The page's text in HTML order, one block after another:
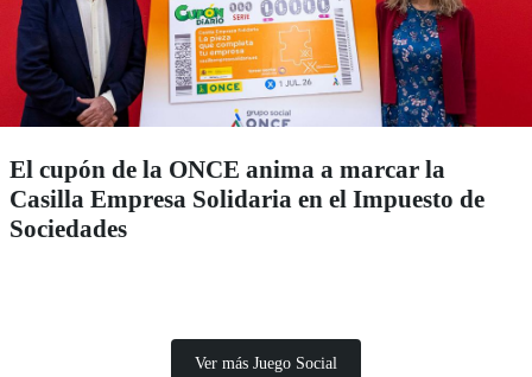
El cupón de la ONCE anima a marcar la
Casilla Empresa Solidaria en el Impuesto de
Sociedades
Ver más Juego Social